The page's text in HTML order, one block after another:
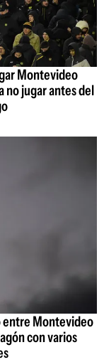
Montevideo
no jugar antes del
entre Montevideo
con varios